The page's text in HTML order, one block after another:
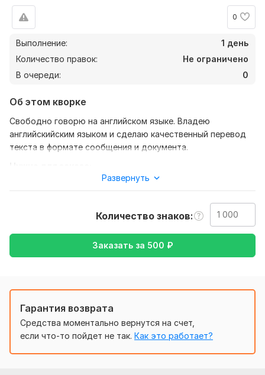
0
Выполнение:
1 день
Количество правок:
Не ограничено
В очереди:
0
Об этом кворке
Свободно говорю на английском языке. Владею
английскийским языком и сделаю качественный перевод
текста в формате сообщения и документа.
Ожидаю от вас текст в сообщении либо вордовский
Развернуть
Количество знаков
Заказать за 500 ₽
Гарантия возврата
Средства моментально вернутся на счет,
если что-то пойдет не так. Как это работает?